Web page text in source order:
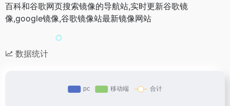
百科和谷歌网页搜索镜像的导航站,实时更新谷歌镜
像,google镜像,谷歌镜像站最新镜像网站
数据统计